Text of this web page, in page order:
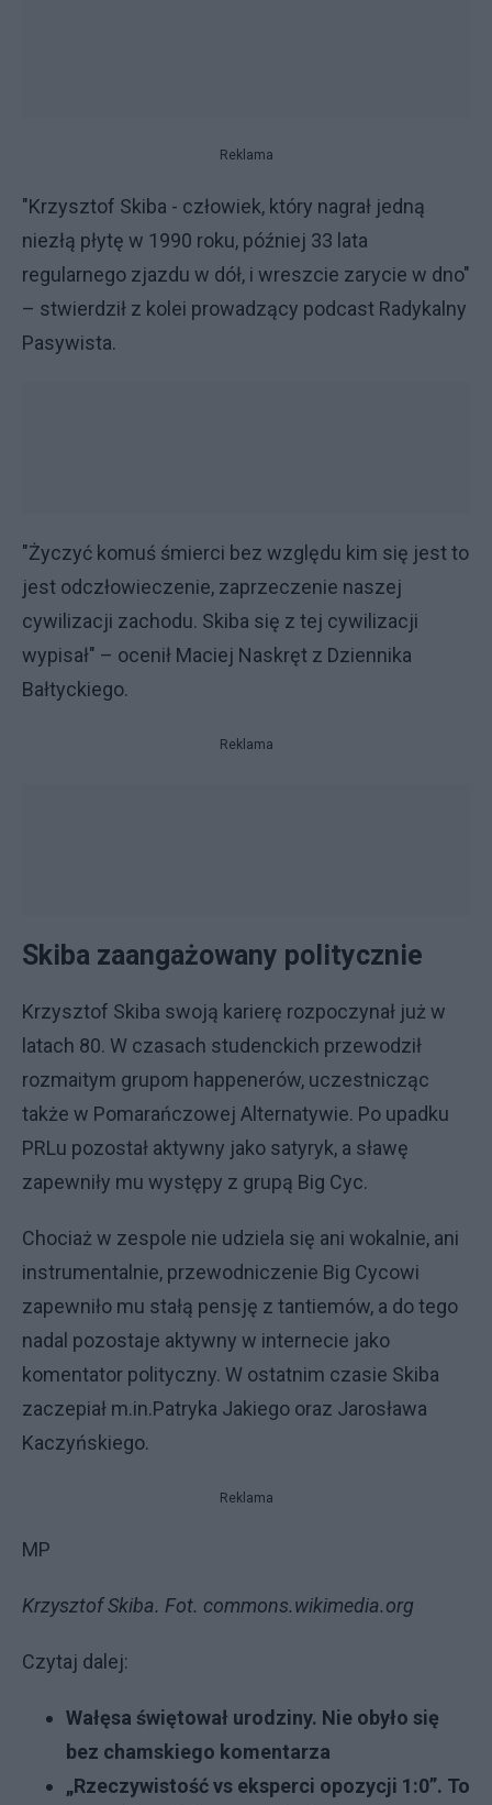
Reklama
"Krzysztof Skiba - człowiek, który nagrał jedną
niezłą płytę w 1990 roku, później 33 lata
regularnego zjazdu w dół, i wreszcie zarycie w dno"
– stwierdził z kolei prowadzący podcast Radykalny
Pasywista.
"Życzyć komuś śmierci bez względu kim się jest to
jest odczłowieczenie, zaprzeczenie naszej
cywilizacji zachodu. Skiba się z tej cywilizacji
wypisał" – ocenił Maciej Naskręt z Dziennika
Bałtyckiego.
Reklama
Skiba zaangażowany politycznie
Krzysztof Skiba swoją karierę rozpoczynał już w
latach 80. W czasach studenckich przewodził
rozmaitym grupom happenerów, uczestnicząc
także w Pomarańczowej Alternatywie. Po upadku
PRLu pozostał aktywny jako satyryk, a sławę
zapewniły mu występy z grupą Big Cyc.
Chociaż w zespole nie udziela się ani wokalnie, ani
instrumentalnie, przewodniczenie Big Cycowi
zapewniło mu stałą pensję z tantiemów, a do tego
nadal pozostaje aktywny w internecie jako
komentator polityczny. W ostatnim czasie Skiba
zaczepiał m.in.Patryka Jakiego oraz Jarosława
Kaczyńskiego.
Reklama
MP
Krzysztof Skiba. Fot. commons.wikimedia.org
Czytaj dalej:
Wałęsa świętował urodziny. Nie obyło się
bez chamskiego komentarza
„Rzeczywistość vs eksperci opozycji 1:0”. To